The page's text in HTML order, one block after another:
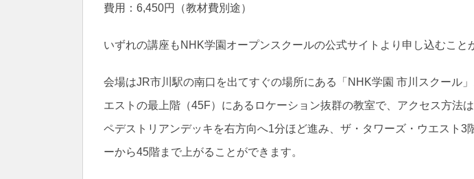
費用：6,450円（教材費別途）
いずれの講座もNHK学園オープンスクールの公式サイトより申し込むこと
会場はJR市川駅の南口を出てすぐの場所にある「NHK学園 市川スクール
エストの最上階（45F）にあるロケーション抜群の教室で、アクセス方法
ペデストリアンデッキを右方向へ1分ほど進み、ザ・タワーズ・ウエスト3
ーから45階まで上がることができます。